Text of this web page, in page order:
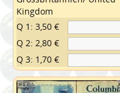
Kingdom
Q 1: 3,50 €
Q 2: 2,80 €
Q 3: 1,70 €